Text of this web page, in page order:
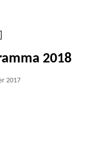
2018
2017